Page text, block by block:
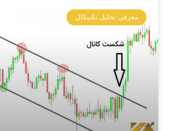
معرفی تحلیل تکنیکال